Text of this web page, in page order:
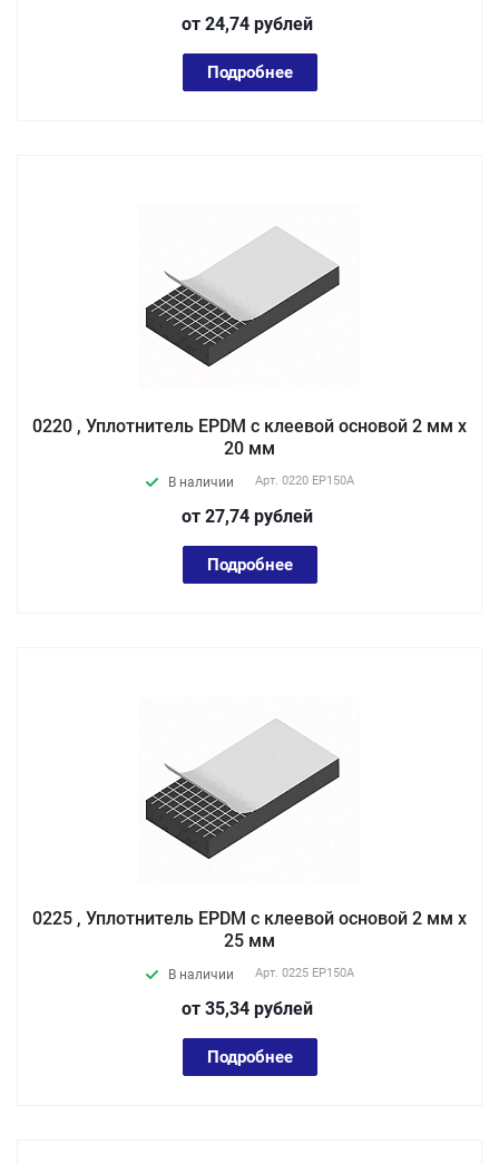
от 24,74 рублей
Подробнее
0220 , Уплотнитель EPDM с клеевой основой 2 мм х
20 мм
В наличии Арт. 0220 EP150А
от 27,74 рублей
Подробнее
0225 , Уплотнитель EPDM с клеевой основой 2 мм х
25 мм
В наличии Арт. 0225 EP150А
от 35,34 рублей
Подробнее